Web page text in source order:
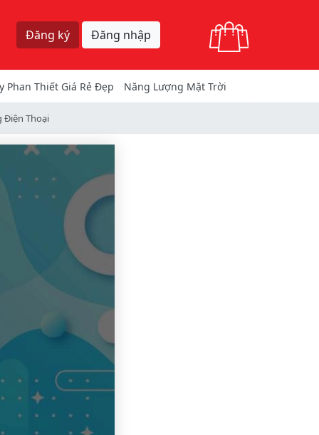
Đăng ký Đăng nhập
Phan Thiết Giá Rẻ Đẹp Năng Lượng Mặt Trời
Điện Thoại